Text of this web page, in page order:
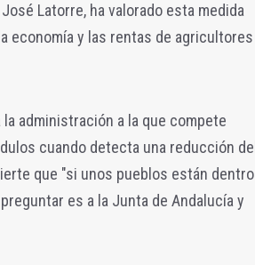
Latorre, ha valorado esta medida
economía y las rentas de agricultores
administración a la que compete
cuando detecta una reducción del
que "si unos pueblos están dentro
es a la Junta de Andalucía y